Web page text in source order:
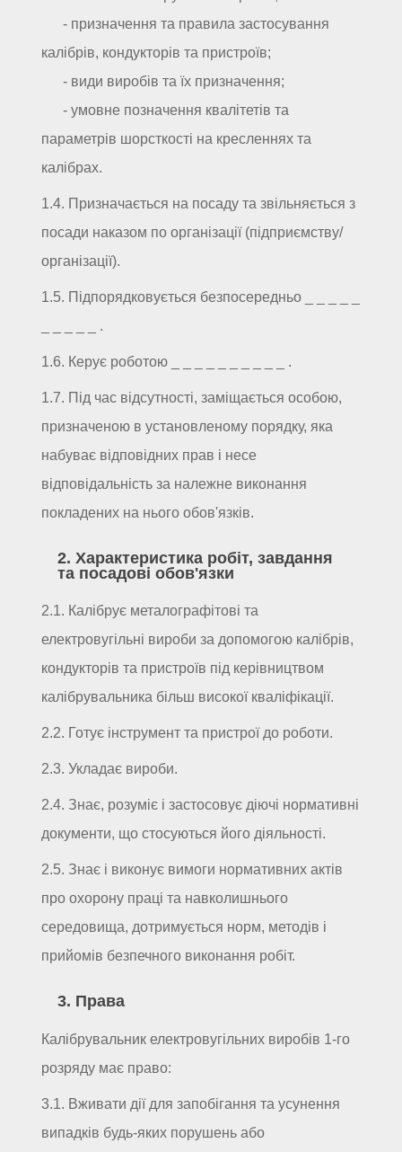
- призначення та правила застосування
калібрів, кондукторів та пристроїв;
- види виробів та їх призначення;
- умовне позначення квалітетів та
параметрів шорсткості на кресленнях та
калібрах.
1.4. Призначається на посаду та звільняється з
посади наказом по організації (підприємству/
організації).
1.5. Підпорядковується безпосередньо _ _ _ _ _
_ _ _ _ _ .
1.6. Керує роботою _ _ _ _ _ _ _ _ _ _ .
1.7. Під час відсутності, заміщається особою,
призначеною в установленому порядку, яка
набуває відповідних прав і несе
відповідальність за належне виконання
покладених на нього обов'язків.
2. Характеристика робіт, завдання
та посадові обов'язки
2.1. Калібрує металографітові та
електровугільні вироби за допомогою калібрів,
кондукторів та пристроїв під керівництвом
калібрувальника більш високої кваліфікації.
2.2. Готує інструмент та пристрої до роботи.
2.3. Укладає вироби.
2.4. Знає, розуміє і застосовує діючі нормативні
документи, що стосуються його діяльності.
2.5. Знає і виконує вимоги нормативних актів
про охорону праці та навколишнього
середовища, дотримується норм, методів і
прийомів безпечного виконання робіт.
3. Права
Калібрувальник електровугільних виробів 1-го
розряду має право:
3.1. Вживати дії для запобігання та усунення
випадків будь-яких порушень або